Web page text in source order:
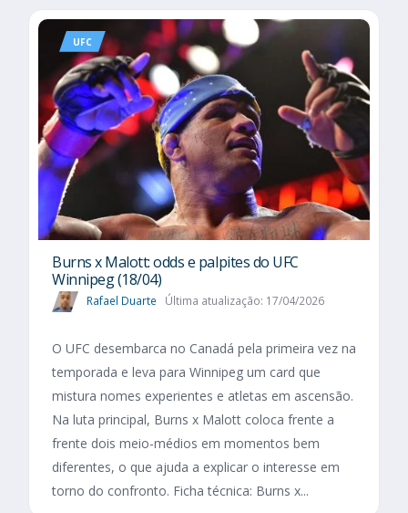
UFC
Burns x Malott: odds e palpites do UFC
Winnipeg (18/04)
Rafael Duarte Última atualização: 17/04/2026
O UFC desembarca no Canadá pela primeira vez na
temporada e leva para Winnipeg um card que
mistura nomes experientes e atletas em ascensão.
Na luta principal, Burns x Malott coloca frente a
frente dois meio-médios em momentos bem
diferentes, o que ajuda a explicar o interesse em
torno do confronto. Ficha técnica: Burns x...